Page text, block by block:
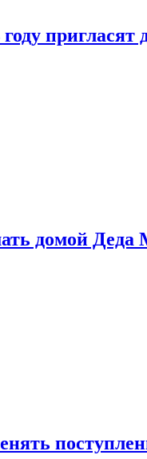
домой Деда